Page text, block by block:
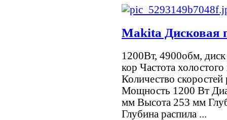
Makita Дисковая
1200Вт, 4900обм,
кор Частота
Количество
Мощность 1200 Вт
мм Высота 253 мм
Глубина распила ...